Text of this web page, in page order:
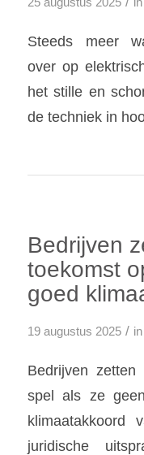
25 augustus 2025 in
Steeds meer
over op
het stille en
de techniek in
Bedrijven
toekomst
goed
19 augustus 2025 / in
Bedrijven
spel als ze
klimaatakkoord
juridische